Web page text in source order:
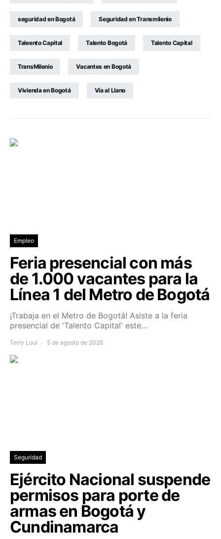
seguridad en Bogotá Seguridad en Transmilenio
Taleento Capital Talento Bogotá Talento Capital
TransMilenio Vacantes en Bogotá
Vivienda en Bogotá Vía al Llano
Empleo
Feria presencial con más
de 1.000 vacantes para la
Línea 1 del Metro de Bogotá
¡Trabaja en el Metro de Bogotá! Asiste a la feria
presencial de 'Talento Capital' este…
Terry Loui 5 de agosto de 2026
Seguridad
Ejército Nacional suspende
permisos para porte de
armas en Bogotá y
Cundinamarca